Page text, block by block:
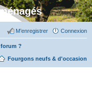
Connexion
M’enregistrer
?
Fourgons neufs & d'occasion
R